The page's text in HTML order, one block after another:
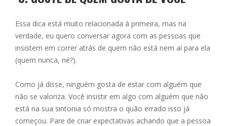
Essa dica está muito relacionada à primeira, mas na
verdade, eu quero conversar agora com as pessoas que
insistem em correr atrás de quem não está nem aí para ela
(quem nunca, né?).
Como já disse, ninguém gosta de estar com alguém que
não se valoriza. Você insistir em algo com alguém que não
está na sua sintonia só mostra o quão errado isso já
começou. Pare de criar expectativas achando que a pessoa